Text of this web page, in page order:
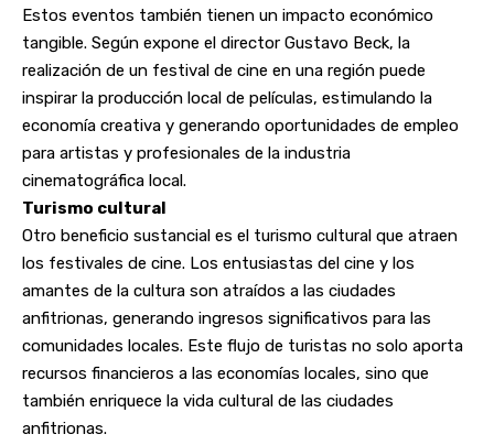
Estos eventos también tienen un impacto económico
tangible. Según expone el director Gustavo Beck, la
realización de un festival de cine en una región puede
inspirar la producción local de películas, estimulando la
economía creativa y generando oportunidades de empleo
para artistas y profesionales de la industria
cinematográfica local.
Turismo cultural
Otro beneficio sustancial es el turismo cultural que atraen
los festivales de cine. Los entusiastas del cine y los
amantes de la cultura son atraídos a las ciudades
anfitrionas, generando ingresos significativos para las
comunidades locales. Este flujo de turistas no solo aporta
recursos financieros a las economías locales, sino que
también enriquece la vida cultural de las ciudades
anfitrionas.